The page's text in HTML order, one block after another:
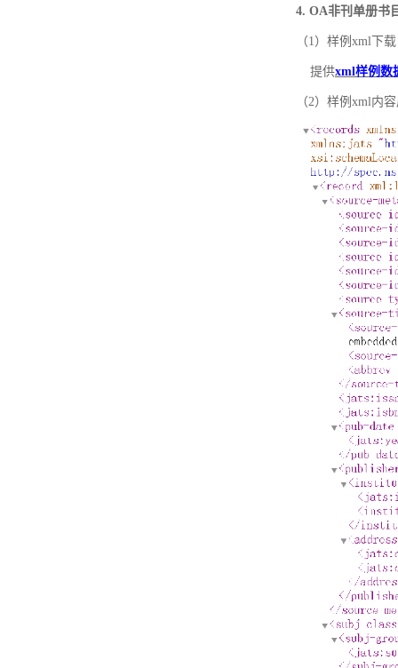
4. OA非刊单册书
（1）样例xml下载
提供xml样例数
（2）样例xml内